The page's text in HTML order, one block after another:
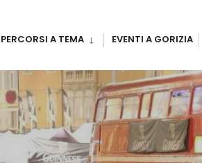
PERCORSI A TEMA EVENTI A GORIZIA